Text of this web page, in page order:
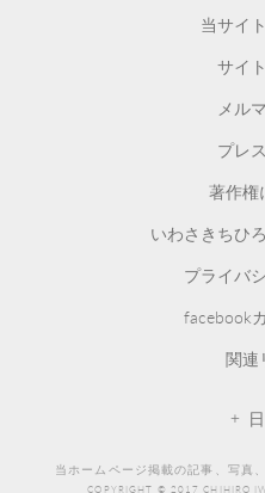
当サイ
サイ
メル
プレ
著作権
いわさきちひ
プライバ
facebook
関連
当ホームページ掲載の記事、写真
COPYRIGHT © 2017 CHIHIRO